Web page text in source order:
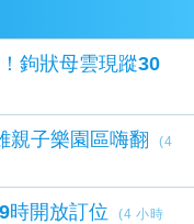
鉤狀母雲現蹤30
親子樂園區嗨翻
(4
時開放訂位
(4 小時